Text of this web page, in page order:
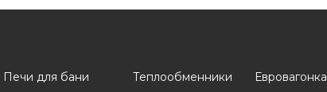
Печи для бани
Теплообменники
Евровагонка